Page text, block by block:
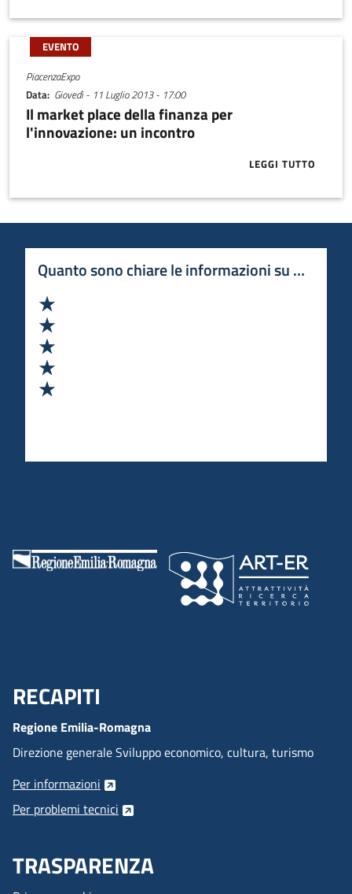
EVENTO
PiacenzaExpo
Data Giovedì - 11 Luglio 2013 - 17:00
Il market place della finanza per
l'innovazione: un incontro
LEGGI TUTTO
ABOUT IL
Quanto sono chiare le informazioni su questa
Menu Footer
RECAPITI
Regione Emilia-Romagna
Direzione generale Sviluppo economico, cultura, turismo
Per informazioni
Per problemi tecnici
TRASPARENZA